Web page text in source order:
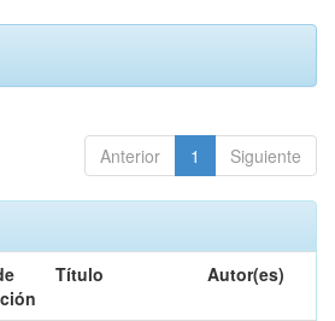
Anterior 1 Siguiente
Título Autor(es)